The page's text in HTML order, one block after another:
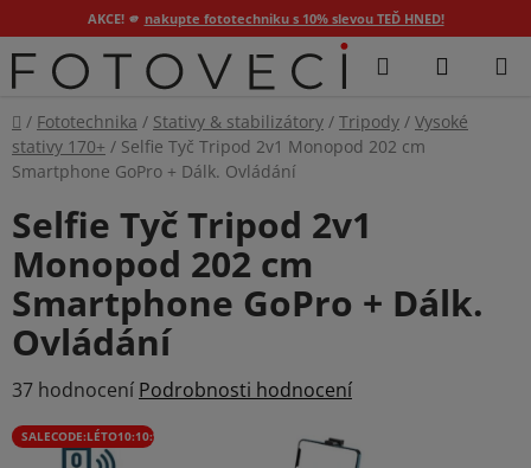
AKCE! 🫵 nakupte fototechniku s 10% slevou TEĎ HNED!
Přejít
na
Hledat
Domů
/ Fototechnika / Stativy & stabilizátory / Tripody / Vysoké
stativy 170+ / Selfie Tyč Tripod 2v1 Monopod 202 cm
Smartphone GoPro + Dálk. Ovládání
Selfie Tyč Tripod 2v1
Monopod 202 cm
Smartphone GoPro + Dálk.
Ovládání
Průměrné
hodnocení
produktu
37 hodnocení Podrobnosti hodnocení
SALECODE:LÉTO10:10:%